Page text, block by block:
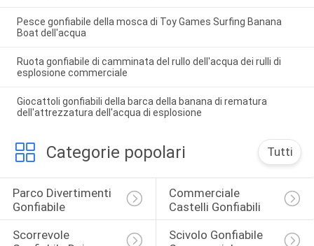
Pesce gonfiabile della mosca di Toy Games Surfing Banana
Boat dell'acqua
Ruota gonfiabile di camminata del rullo dell'acqua dei rulli di
esplosione commerciale
Giocattoli gonfiabili della barca della banana di rematura
dell'attrezzatura dell'acqua di esplosione
Categorie popolari Tutti
Parco Divertimenti
Gonfiabile
Commerciale
Castelli Gonfiabili
Scorrevole
Scivolo Gonfiabile